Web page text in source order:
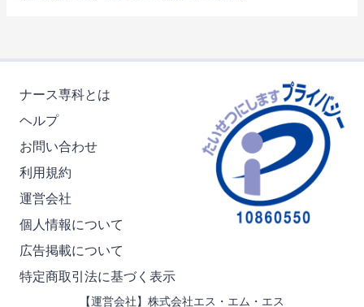
ナース専科とは
ヘルプ
お問い合わせ
利用規約
運営会社
個人情報について
広告掲載について
特定商取引法に基づく表示
【運営会社】株式会社エス・エム・エス